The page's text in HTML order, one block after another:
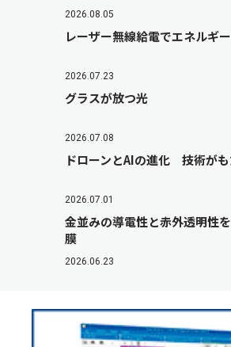
2026.08.05
レーザー無線給電でエネルギ
2026.07.23
グラスが放つ光
2026.07.08
ドローンとAIの進化 技術が
2026.07.01
金並みの導電性と赤外透明性
膜
2026.06.23